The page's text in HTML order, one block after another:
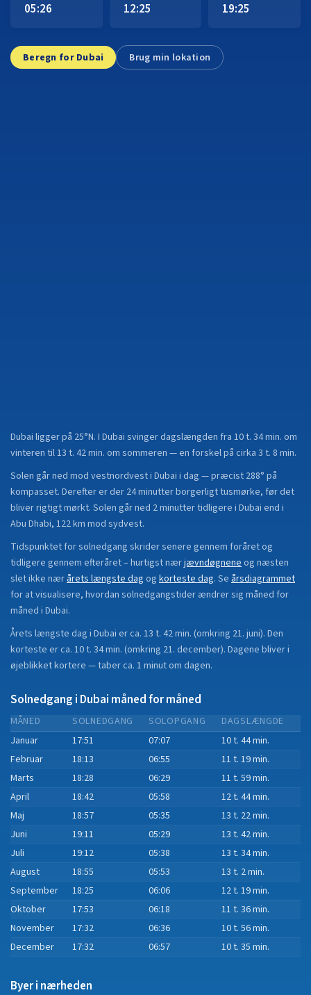
05:26 12:25 19:25
Beregn for Dubai Brug min lokation
Dubai ligger på 25°N. I Dubai svinger dagslængden fra 10 t. 34 min. om
vinteren til 13 t. 42 min. om sommeren — en forskel på cirka 3 t. 8 min.
Solen går ned mod vestnordvest i Dubai i dag — præcist 288° på
kompasset. Derefter er der 24 minutter borgerligt tusmørke, før det
bliver rigtigt mørkt. Solen går ned 2 minutter tidligere i Dubai end i
Abu Dhabi, 122 km mod sydvest.
Tidspunktet for solnedgang skrider senere gennem foråret og
tidligere gennem efteråret– hurtigst nærjævndøgneneog næsten
slet ikke nærårets længste dag og korteste dag. Se årsdiagrammet
for at visualisere, hvordan solnedgangstider ændrer sig måned for
måned i Dubai.
Årets længste dag i Dubai er ca. 13 t. 42 min. (omkring 21. juni). Den
korteste er ca. 10 t. 34 min. (omkring 21. december). Dagene bliver i
øjeblikketkortere —taberca. 1 minutom dagen.
Solnedgang i Dubai måned for måned
MÅNED SOLNEDGANG SOLOPGANG
DAGSLÆNGDE
Januar
17:51 07:07
10 t. 44 min.
Februar
18:13 06:55
11 t. 19 min.
Marts
18:28 06:29
11 t. 59 min.
April
18:42 05:58
12 t. 44 min.
Maj
18:57 05:35
13 t. 22 min.
Juni
19:11 05:29
13 t. 42 min.
Juli
19:12 05:38
13 t. 34 min.
August
18:55 05:53
13 t. 2 min.
September
18:25 06:06
12 t. 19 min.
Oktober
17:53 06:18
11 t. 36 min.
November
17:32 06:36
10 t. 56 min.
December
17:32 06:57 10 t. 35 min.
Byer i nærheden